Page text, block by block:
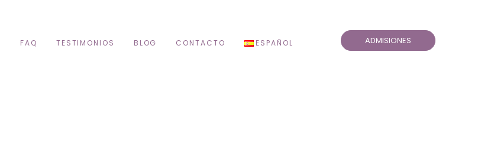
FAQ TESTIMONIOS BLOG CONTACTO ESPAÑOL ADMISIONES